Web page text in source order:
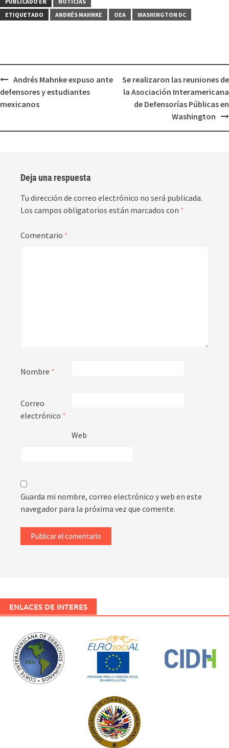
ETIQUETADO
ANDRÉS MAHNKE OEA WASHINGTON DC
Andrés Mahnke expuso ante
defensores y estudiantes
mexicanos
Se realizaron las reuniones de
la Asociación Interamericana
de Defensorías Públicas en
Washington
Deja una respuesta
Tu dirección de correo electrónico no será publicada.
Los campos obligatorios están marcados con *
Comentario *
Nombre *
Correo
electrónico *
Web
Guarda mi nombre, correo electrónico y web en este
navegador para la próxima vez que comente.
ENLACES DE INTERES